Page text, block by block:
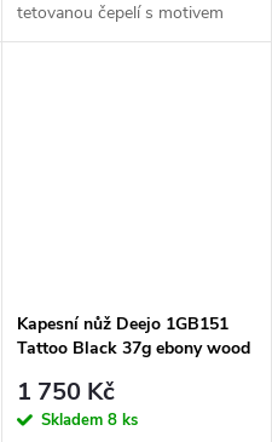
tetovanou čepelí s motivem
lesa.
Kapesní nůž Deejo 1GB151
Tattoo Black 37g ebony wood
1 750 Kč
Skladem 8 ks